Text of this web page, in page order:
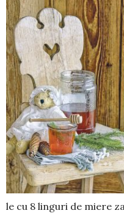
le cu 8 lin­guri de miere